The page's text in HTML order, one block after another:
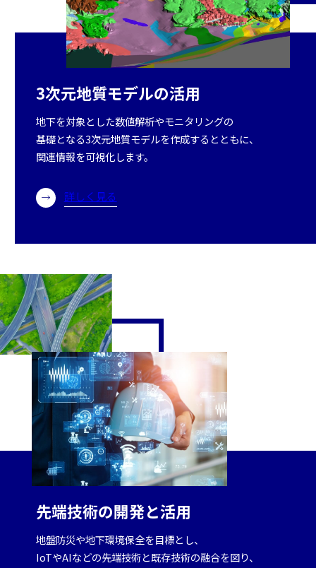
3次元地質モデルの活用
地下を対象とした数値解析やモニタリングの
基礎となる3次元地質モデルを作成するとともに、
関連情報を可視化します。
詳しく見る
先端技術の開発と活用
地盤防災や地下環境保全を目標とし、
IoTやAIなどの先端技術と既存技術の融合を図り、